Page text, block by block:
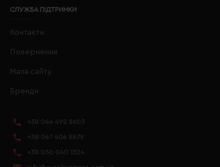
СЛУЖБА ПІДТРИМКИ
Контакти
Повернення
Мапа сайту
Бренди
+38 044 492 8603
+38 067 406 8679
+38 050 040 1324